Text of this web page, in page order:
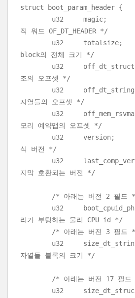
struct boot_param_header {
u32
직 워드 OF_DT_HEADER */
u32
block의 전체 크기 */
u32
조의 오프셋 */
u32
자열들의 오프셋 */
u32
모리 예약맵의 오프셋 */
u32
식 버전 */
u32
지막 호환되는 버전 */
/* 아래는 버전 2 필드
u32
리가 부팅하는 물리 CPU id */
/* 아래는 버전 3 필드
u32
자열들 블록의 크기 */
/* 아래는 버전 17 필드
u32